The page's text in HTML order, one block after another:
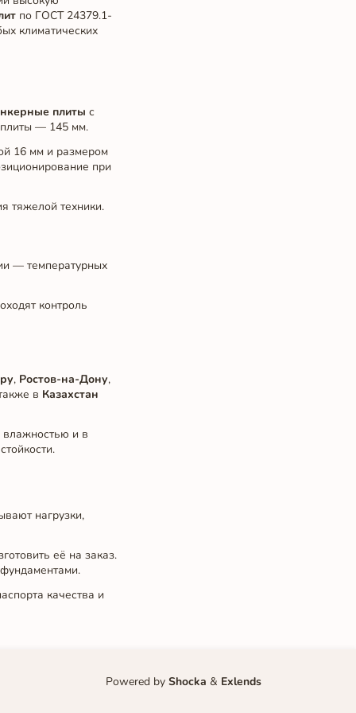
по ГОСТ 24379.1-
климатических
плиты с
— 145 мм.
16 мм и размером
при
тяжелой техники.
— температурных
контроль
, Ростов-на-Дону,
в Казахстан
влажностью и в
нагрузки,
её на заказ.
качества и
Powered by Shocka & Exlends